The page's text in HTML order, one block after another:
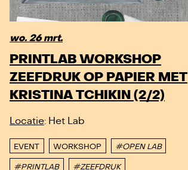
wo. 26 mrt.
PRINTLAB WORKSHOP
ZEEFDRUK OP PAPIER MET
KRISTINA TCHIKIN (2/2)
Locatie: Het Lab
EVENT WORKSHOP #OPEN LAB
#PRINTLAB #ZEEFDRUK